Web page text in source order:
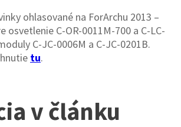
ohlasované na ForArchu 2013 –
osvetlenie C-OR-0011M-700 a C-LC-
C-JC-0006M a C-JC-0201B.
tu.
v článku